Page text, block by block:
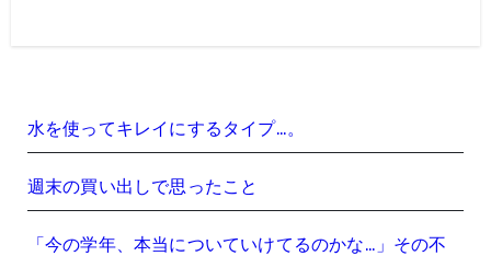
水を使ってキレイにするタイプ…。
週末の買い出しで思ったこと
「今の学年、本当についていけてるのかな…」その不